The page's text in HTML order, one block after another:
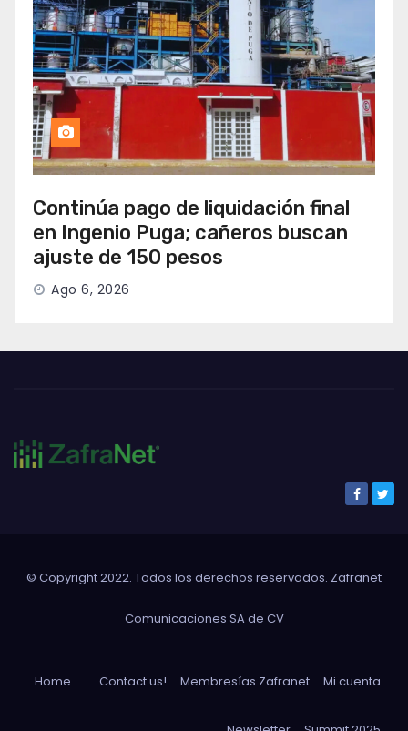
Continúa pago de liquidación final
en Ingenio Puga; cañeros buscan
ajuste de 150 pesos
Ago 6, 2026
© Copyright 2022. Todos los derechos reservados. Zafranet
Comunicaciones SA de CV
Home Contact us! Membresías Zafranet Mi cuenta